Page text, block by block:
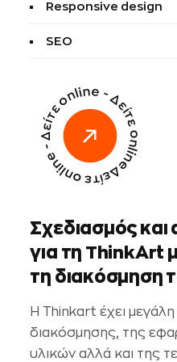
Responsive design
SEO
Δείτε online - Δείτε online - Δείτε online -
Σχεδιασμός και
για τη T hin kΑrt μ
τη διακόσμηση τ
Η Thinkart έχει
διακόσμησης, της
υλικών αλλά και της